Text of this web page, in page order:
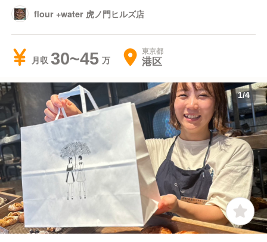
flour +water 虎ノ門ヒルズ店
月収 30~45 東京都
港区
1/4